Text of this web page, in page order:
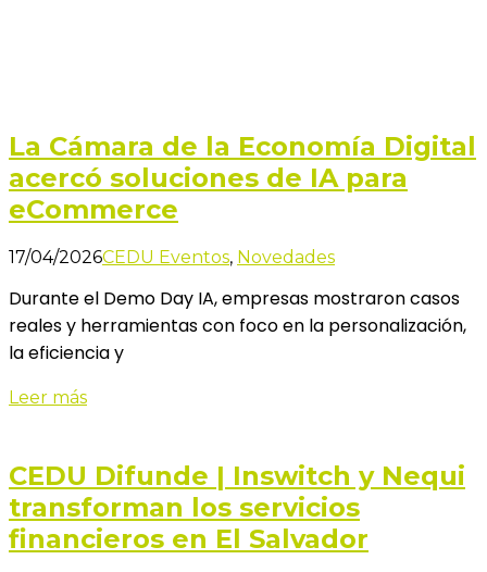
La Cámara de la Economía Digital
acercó soluciones de IA para
eCommerce
17/04/2026CEDU Eventos, Novedades
Durante el Demo Day IA, empresas mostraron casos
reales y herramientas con foco en la personalización,
la eficiencia y
Leer más
CEDU Difunde | Inswitch y Nequi
transforman los servicios
financieros en El Salvador